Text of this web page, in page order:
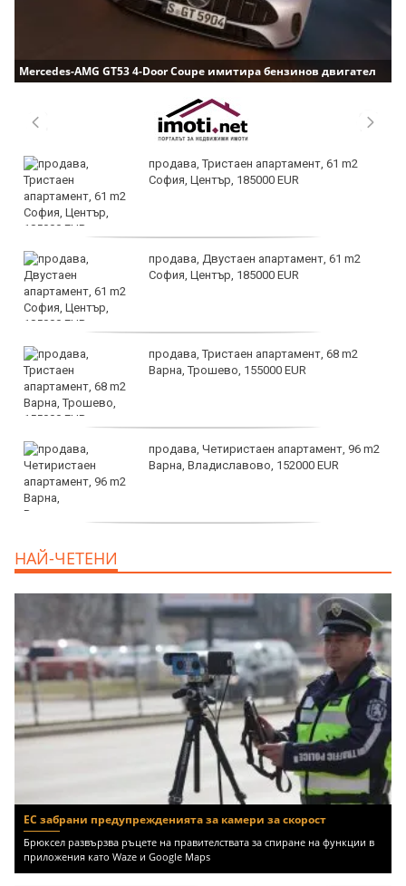
Mercedes-AMG GT53 4-Door Coupe имитира бензинов двигател
продава, Тристаен апартамент, 61 m2
София, Център, 185000 EUR
продава, Двустаен апартамент, 61 m2
София, Център, 185000 EUR
продава, Тристаен апартамент, 68 m2
Варна, Трошево, 155000 EUR
продава, Четиристаен апартамент, 96 m2
Варна, Владиславово, 152000 EUR
НАЙ-ЧЕТЕНИ
ЕС забрани предупрежденията за камери за скорост
Брюксел развързва ръцете на правителствата за спиране на функции в
приложения като Waze и Google Maps